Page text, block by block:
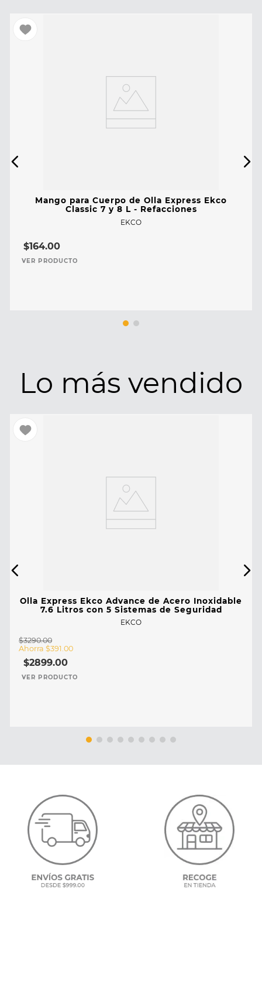
Mango para Cuerpo de Olla Express Ekco
Classic 7 y 8 L - Refacciones
EKCO
$164.00
VER PRODUCTO
Lo más vendido
Olla Express Ekco Advance de Acero Inoxidable
7.6 Litros con 5 Sistemas de Seguridad
EKCO
$3290.00
Ahorra $391.00
$2899.00
VER PRODUCTO